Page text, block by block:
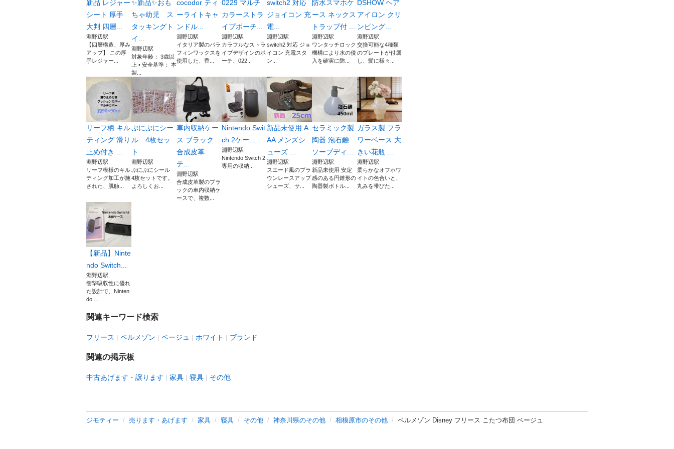
新品 レジャー
シート 厚手
大判 四層...
淵野辺駅
【四層構造、厚み
アップ】 この厚
手レジャー...
✨新品✨おも
ちゃ幼児 ス
タッキングト
イ...
淵野辺駅
対象年齢： 3歳以
上 • 安全基準： 本
製...
cocodor ティ
ーライトキャ
ンドル...
淵野辺駅
イタリア製のパラ
フィンワックスを
使用した、香...
0229 マルチ
カラーストラ
イプポーチ...
淵野辺駅
カラフルなストラ
イプデザインのポ
ーチ、022...
switch2 対応
ジョイコン 充
電...
淵野辺駅
switch2 対応 ジョ
イコン 充電スタ
ン...
防水スマホケ
ース ネックス
トラップ付 ...
淵野辺駅
ワンタッチロック
機構により水の侵
入を確実に防...
DSHOW ヘア
アイロン クリ
ンピング...
淵野辺駅
交換可能な4種類
のプレートが付属
し、髪に様々...
リーフ柄 キル
ティング 滑り
止め付き ...
淵野辺駅
リーフ模様のキル
ティング加工が施
された、肌触...
ぷにぷにシー
ル 4枚セッ
ト
淵野辺駅
ぷにぷにシール
4枚セットです。
よろしくお...
車内収納ケー
ス ブラック
合成皮革
テ...
淵野辺駅
合成皮革製のブラ
ックの車内収納ケ
ースで、複数...
Nintendo Swit
ch 2ケー...
淵野辺駅
Nintendo Switch 2
専用の収納...
新品未使用 A
AA メンズシ
ューズ ...
淵野辺駅
スエード風のブラ
ウンレースアップ
シューズ、サ...
セラミック製
陶器 泡石鹸
ソープディ...
淵野辺駅
新品未使用 安定
感のある円錐形の
陶器製ボトル...
ガラス製 フラ
ワーベース 大
きい花瓶 ...
淵野辺駅
柔らかなオフホワ
イトの色合いと、
丸みを帯びた...
【新品】Ninte
ndo Switch...
淵野辺駅
衝撃吸収性に優れ
た設計で、Ninten
do ...
関連キーワード検索
フリース ベルメゾン ベージュ ホワイト ブランド
関連の掲示板
中古あげます・譲ります 家具 寝具 その他
ジモティー 売ります・あげます 家具 寝具 その他 神奈川県のその他 相模原市のその他 ベルメゾン Disney フリース こたつ布団 ベージュ